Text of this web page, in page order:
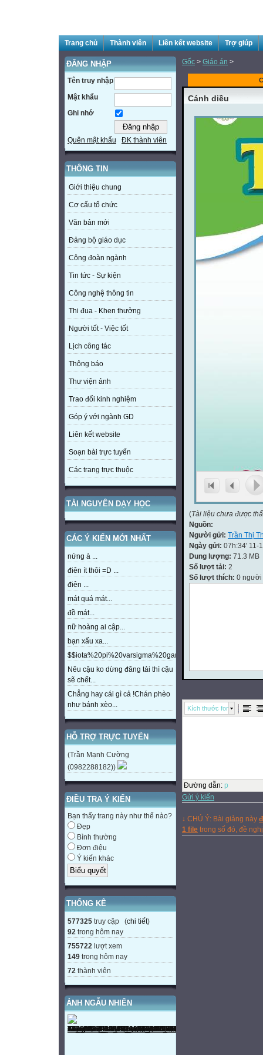
Trang chủ Thành viên Liên kết website Trợ giúp
ĐĂNG NHẬP
Tên truy nhập
Mật khẩu
Ghi nhớ
Quên mật khẩu ĐK thành viên
THÔNG TIN
Giới thiệu chung
Cơ cấu tổ chức
Văn bản mới
Đảng bộ giáo dục
Công đoàn ngành
Tin tức - Sự kiện
Công nghệ thông tin
Thi đua - Khen thưởng
Người tốt - Việc tốt
Lịch công tác
Thông báo
Thư viện ảnh
Trao đổi kinh nghiệm
Góp ý với ngành GD
Liên kết website
Soạn bài trực tuyến
Các trang trực thuộc
TÀI NGUYÊN DẠY HỌC
CÁC Ý KIẾN MỚI NHẤT
nứng à ...
điên ít thôi =D ...
điên ...
mát quá mát...
đồ mát...
nữ hoàng ai cập...
bạn xấu xa...
Nêu cậu ko dừng đăng tải thì cậu
sẽ chết...
Chẳng hay cái gì cả !Chán phèo
như bánh xèo...
HỖ TRỢ TRỰC TUYẾN
(Trần Mạnh Cường
(0982288182))
ĐIỀU TRA Ý KIẾN
Bạn thấy trang này như thế nào?
Đẹp
Bình thường
Đơn điệu
Ý kiến khác
THỐNG KÊ
577325 truy cập (chi tiết)
92 trong hôm nay
755722 lượt xem
149 trong hôm nay
72 thành viên
ẢNH NGẪU NHIÊN
Gốc > Giáo án >
Cánh diều
(Tài liệu chưa được
Nguồn:
Người gửi: Trần Thị
Ngày gửi: 07h:34' 11-
Dung lượng: 71.3 MB
Số lượt tải: 2
Số lượt thích: 0 người
Kích thước font
Đường dẫn: p
Gửi ý kiến
↓ CHÚ Ý: Bài giảng này
1 file trong số đó, đề